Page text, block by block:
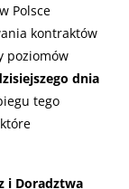
Polsce
kontraktów
poziomów
dnia
tego
i Doradztwa